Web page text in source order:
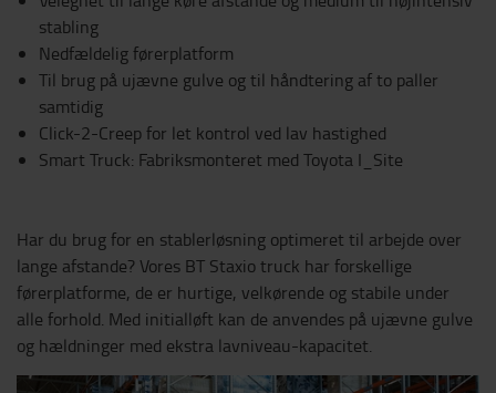
stabling
Nedfældelig førerplatform
Til brug på ujævne gulve og til håndtering af to paller
samtidig
Click-2-Creep for let kontrol ved lav hastighed
Smart Truck: Fabriksmonteret med Toyota I_Site
Har du brug for en stablerløsning optimeret til arbejde over
lange afstande? Vores BT Staxio truck har forskellige
førerplatforme, de er hurtige, velkørende og stabile under
alle forhold. Med initialløft kan de anvendes på ujævne gulve
og hældninger med ekstra lavniveau-kapacitet.